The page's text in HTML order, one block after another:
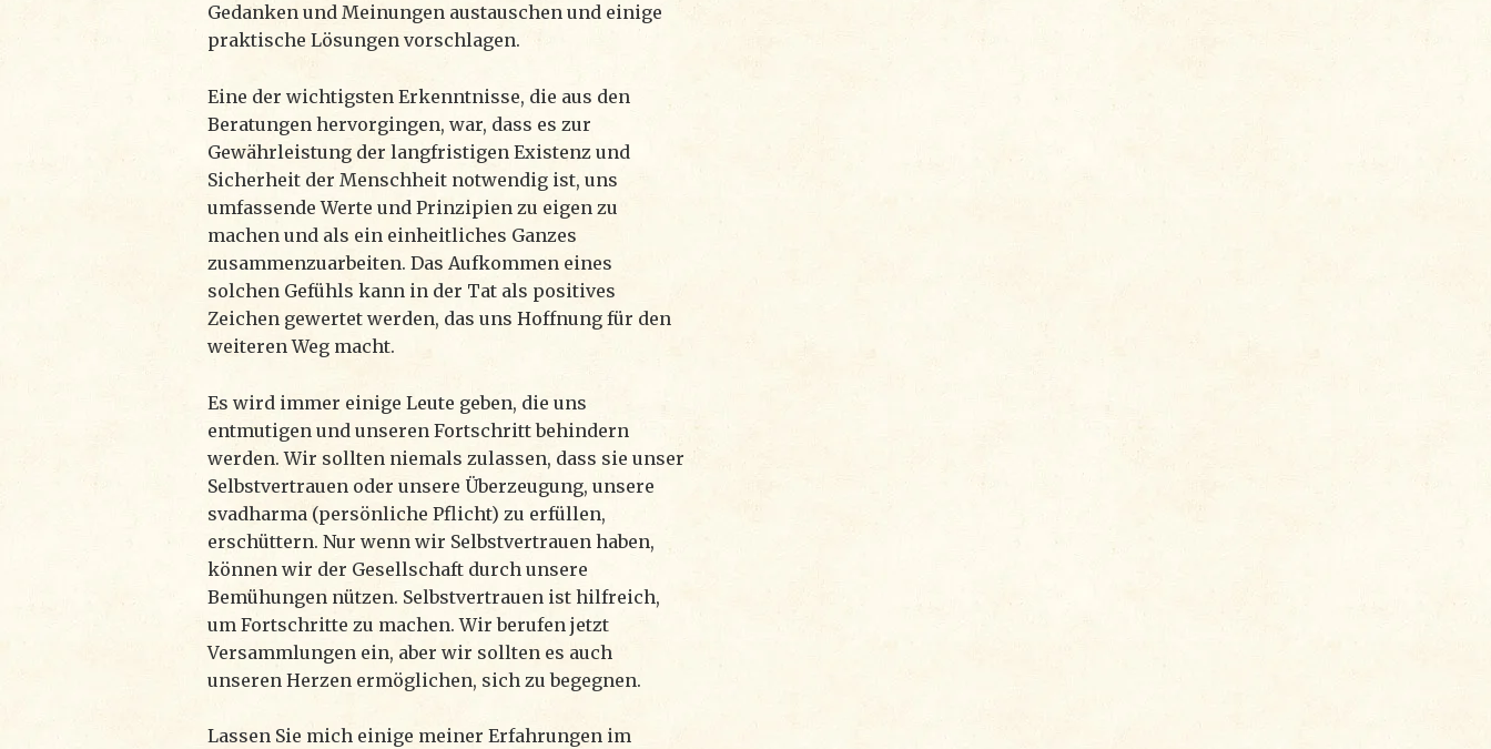
Gedanken und Meinungen austauschen und einige
praktische Lösungen vorschlagen.
Eine der wichtigsten Erkenntnisse, die aus den
Beratungen hervorgingen, war, dass es zur
Gewährleistung der langfristigen Existenz und
Sicherheit der Menschheit notwendig ist, uns
umfassende Werte und Prinzipien zu eigen zu
machen und als ein einheitliches Ganzes
zusammenzuarbeiten. Das Aufkommen eines
solchen Gefühls kann in der Tat als positives
Zeichen gewertet werden, das uns Hoffnung für den
weiteren Weg macht.
Es wird immer einige Leute geben, die uns
entmutigen und unseren Fortschritt behindern
werden. Wir sollten niemals zulassen, dass sie unser
Selbstvertrauen oder unsere Überzeugung, unsere
svadharma (persönliche Pflicht) zu erfüllen,
erschüttern. Nur wenn wir Selbstvertrauen haben,
können wir der Gesellschaft durch unsere
Bemühungen nützen. Selbstvertrauen ist hilfreich,
um Fortschritte zu machen. Wir berufen jetzt
Versammlungen ein, aber wir sollten es auch
unseren Herzen ermöglichen, sich zu begegnen.
Lassen Sie mich einige meiner Erfahrungen im